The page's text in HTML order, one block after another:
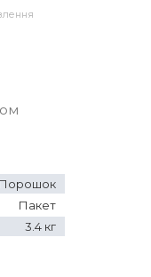
Порошок
Пакет
3.4 кг